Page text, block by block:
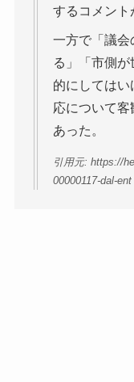
するコメント
一方で「議会
る」「市側が
的にしては
応について客
あった。
引用元: https://
00000117-dal-ent